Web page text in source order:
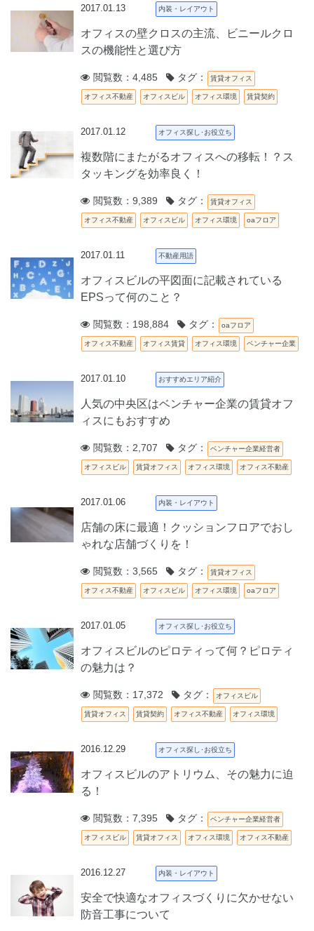
2017.01.13 内装・レイアウト
オフィスの壁クロスの主流、ビニールクロ
スの機能性と選び方
閲覧数：4,485 タグ： 賃貸オフィス
オフィス不動産 オフィスビル オフィス環境 賃貸契約
2017.01.12 オフィス探し･お役立ち
複数階にまたがるオフィスへの移転！？ス
タッキングを効率良く！
閲覧数：9,389 タグ： 賃貸オフィス
オフィス不動産 オフィスビル オフィス環境 oaフロア
2017.01.11 不動産用語
オフィスビルの平図面に記載されている
EPSって何のこと？
閲覧数：198,884 タグ： oaフロア
オフィス不動産 オフィス賃貸 オフィス環境 ベンチャー企業
2017.01.10 おすすめエリア紹介
人気の中央区はベンチャー企業の賃貸オフ
ィスにもおすすめ
閲覧数：2,707 タグ： ベンチャー企業経営者
オフィスビル 賃貸オフィス オフィス環境 オフィス不動産
2017.01.06 内装・レイアウト
店舗の床に最適！クッションフロアでおし
ゃれな店舗づくりを！
閲覧数：3,565 タグ： 賃貸オフィス
オフィス不動産 オフィスビル オフィス環境 oaフロア
2017.01.05 オフィス探し･お役立ち
オフィスビルのピロティって何？ピロティ
の魅力は？
閲覧数：17,372 タグ： オフィスビル
賃貸オフィス 賃貸契約 オフィス不動産 オフィス環境
2016.12.29 オフィス探し･お役立ち
オフィスビルのアトリウム、その魅力に迫
る！
閲覧数：7,395 タグ： ベンチャー企業経営者
オフィスビル 賃貸オフィス オフィス環境 オフィス不動産
2016.12.27 内装・レイアウト
安全で快適なオフィスづくりに欠かせない
防音工事について